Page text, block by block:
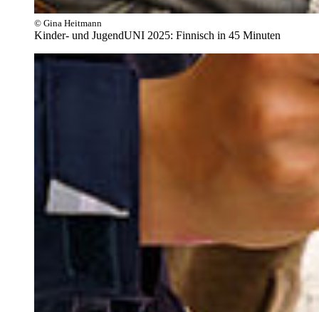
© Gina Heitmann
Kinder- und JugendUNI 2025: Finnisch in 45 Minuten